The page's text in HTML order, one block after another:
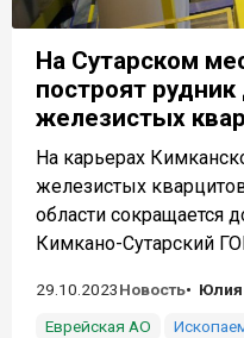
На Сутарском
построят
железистых
На карьерах
железистых
области сокращается
Кимкано-Сутарский
29.10.2023Новость
Юлия
Еврейская АО